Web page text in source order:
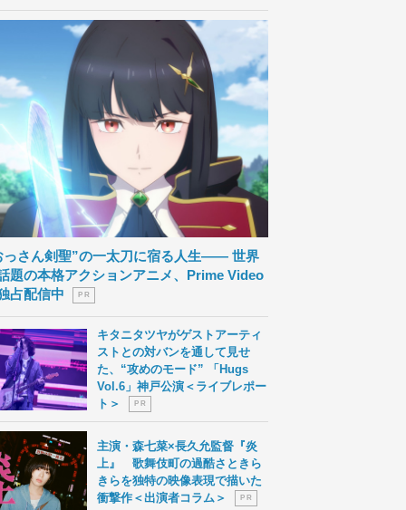
っさん剣聖”の一太刀に宿る人生―― 世界
題の本格アクションアニメ、Prime Video
占配信中
P R
キタニタツヤがゲストアーティ
ストとの対バンを通して見せ
た、“攻めのモード” 「Hugs
Vol.6」神戸公演＜ライブレポー
ト＞
P R
主演・森七菜×長久允監督『炎
上』 歌舞伎町の過酷さときら
きらを独特の映像表現で描いた
衝撃作＜出演者コラム＞
P R